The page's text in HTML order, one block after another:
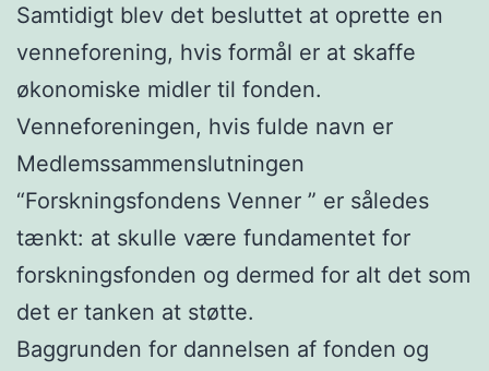
Samtidigt blev det besluttet at oprette en
venneforening, hvis formål er at skaffe
økonomiske midler til fonden.
Venneforeningen, hvis fulde navn er
Medlemssammenslutningen
“Forskningsfondens Venner ” er således
tænkt: at skulle være fundamentet for
forskningsfonden og dermed for alt det som
det er tanken at støtte.
Baggrunden for dannelsen af fonden og